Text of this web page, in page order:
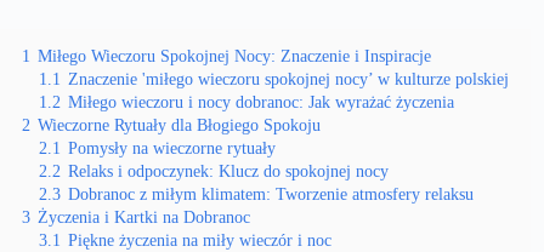
1 Miłego Wieczoru Spokojnej Nocy: Znaczenie i Inspiracje
1.1 Znaczenie 'miłego wieczoru spokojnej nocy’ w kulturze polskiej
1.2 Miłego wieczoru i nocy dobranoc: Jak wyrażać życzenia
2 Wieczorne Rytuały dla Błogiego Spokoju
2.1 Pomysły na wieczorne rytuały
2.2 Relaks i odpoczynek: Klucz do spokojnej nocy
2.3 Dobranoc z miłym klimatem: Tworzenie atmosfery relaksu
3 Życzenia i Kartki na Dobranoc
3.1 Piękne życzenia na miły wieczór i noc